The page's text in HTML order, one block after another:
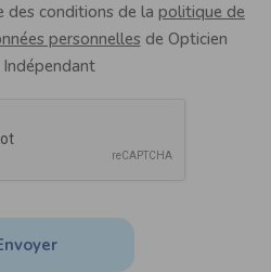
des conditions de la politique de
personnelles de Opticien
Indépendant